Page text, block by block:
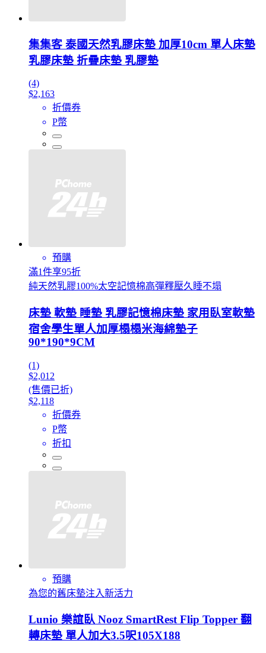
集集客 泰國天然乳膠床墊 加厚10cm 單人床墊
乳膠床墊 折疊床墊 乳膠墊
(4)
$2,163
折價券
P幣
預購
滿1件享95折
純天然乳膠100%太空記憶棉高彈釋壓久睡不塌
床墊 軟墊 睡墊 乳膠記憶棉床墊 家用臥室軟墊
宿舍學生單人加厚榻榻米海綿墊子
90*190*9CM
(1)
$2,012
(售價已折)
$2,118
折價券
P幣
折扣
預購
為您的舊床墊注入新活力
Lunio 樂誼臥 Nooz SmartRest Flip Topper 翻
轉床墊 單人加大3.5呎105X188